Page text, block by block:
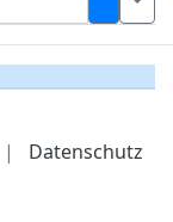
| Datenschutz